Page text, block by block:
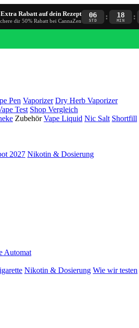
Rabatt auf dein Rezept
dir 50% Rabatt bei CannaZen
06
STD : 18
MIN :
Pen Vaporizer Dry Herb Vaporizer
Test Shop Vergleich
Zubehör Vape Liquid Nic Salt Shortfill
2027 Nikotin & Dosierung
Automat
Nikotin & Dosierung Wie wir testen